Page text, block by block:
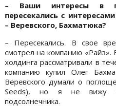
– Ваши интересы в
пересекались с
– Веревского, Бахматюка?
– Пересекались. В свое
смотрел на компанию «Райз».
холдинга рассматривали в
компанию купил Олег
Веревского думали о
Seeds), но я не вижу
подсолнечника.